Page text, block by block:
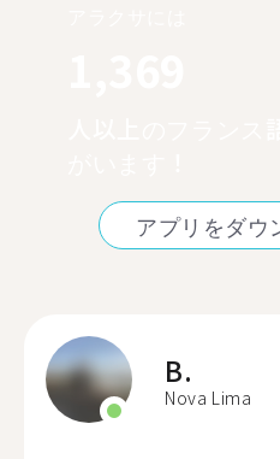
アプリをダウ
B.
Nova Lima